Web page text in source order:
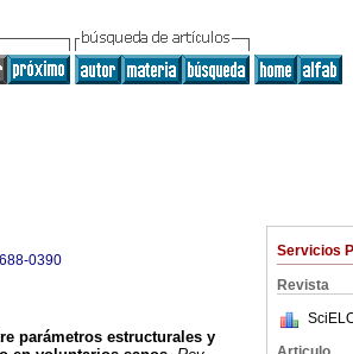
Servicios
Revista
0390
parámetros estructurales y